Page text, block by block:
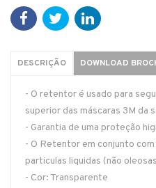
DESCRIÇÃO DOWNLOAD
- O retentor é usado para
superior das máscaras 3M da
- Garantia de uma proteção
- O Retentor em conjunto
particulas liquidas (não
- Cor: Transparente